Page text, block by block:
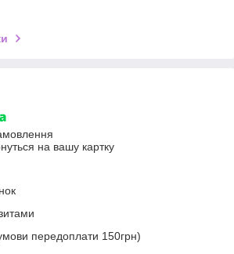
на вашу картку
передоплати 150грн)